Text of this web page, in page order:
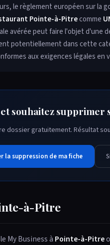
le règlement européen sur la
Pointe-à-Pitrecomme
avérée peut faire l'objet d'une
potentiellement dans cette
aux exigences légales en
souhaitez supprimer
dossier gratuitement. Résultat
la suppression de ma fiche
à-Pitre
My Business à Pointe-à-Pitre